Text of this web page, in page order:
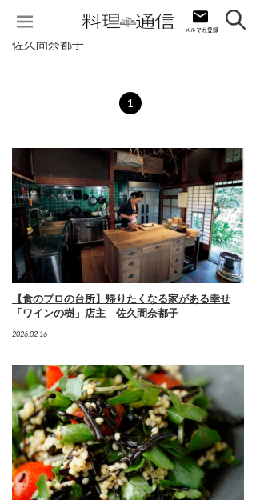
佐久間奈都子
1
【食のプロの台所】帰りたくなる家がある幸せ
「ワインの樹」店主 佐久間奈都子
2026.02.16